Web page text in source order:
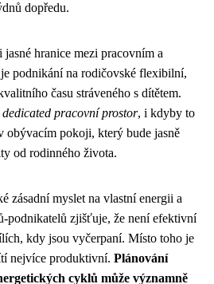
dopředu.
jasné hranice mezi pracovním a
podnikání na rodičovské flexibilní,
času stráveného s dítětem.
pracovní prostor, i kdyby to
obývacím pokoji, který bude jasně
od rodinného života.
zásadní myslet na vlastní energii a
podnikatelů zjišťuje, že není efektivní
kdy jsou vyčerpaní. Místo toho je
nejvíce produktivní. Plánování
cyklů může významně